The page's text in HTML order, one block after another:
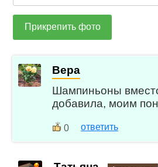
Прикрепить фото
Вера
Шампиньоны
добавила, моим
0 ответить